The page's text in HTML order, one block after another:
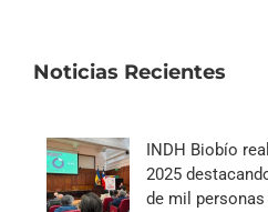
Noticias Recientes
INDH Biobío
2025
de mil